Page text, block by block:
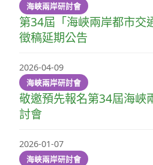
海峽兩岸研討會
第34屆「海峽兩岸都市交
徵稿延期公告
2026-04-09
海峽兩岸研討會
敬邀預先報名第34屆海峽
討會
2026-01-07
海峽兩岸研討會